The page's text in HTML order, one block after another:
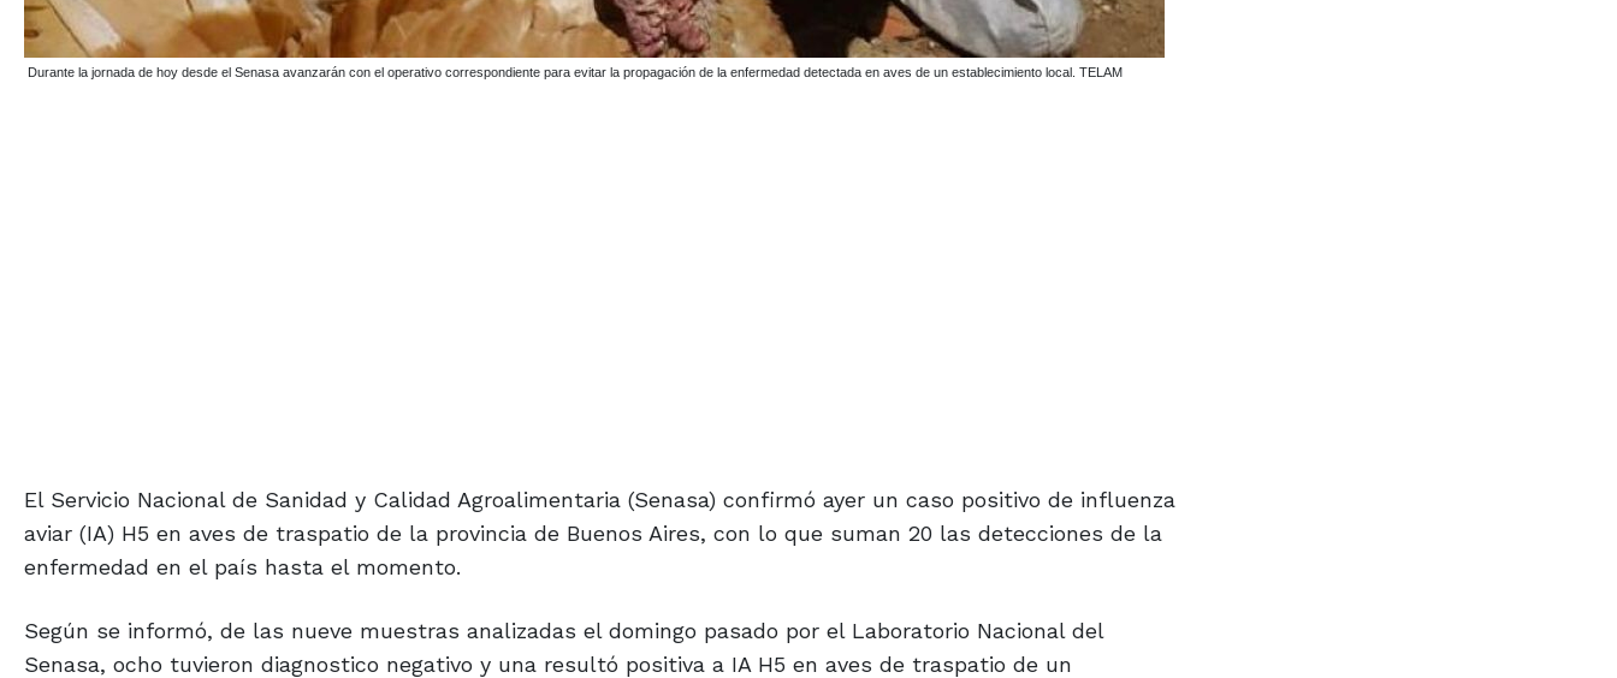
Durante la jornada de hoy desde el Senasa avanzarán con el operativo correspondiente para evitar la propagación de la enfermedad detectada en aves de un establecimiento local. TELAM
El Servicio Nacional de Sanidad y Calidad Agroalimentaria (Senasa) confirmó ayer un caso positivo de influenza
aviar (IA) H5 en aves de traspatio de la provincia de Buenos Aires, con lo que suman 20 las detecciones de la
enfermedad en el país hasta el momento.
Según se informó, de las nueve muestras analizadas el domingo pasado por el Laboratorio Nacional del
Senasa, ocho tuvieron diagnostico negativo y una resultó positiva a IA H5 en aves de traspatio de un